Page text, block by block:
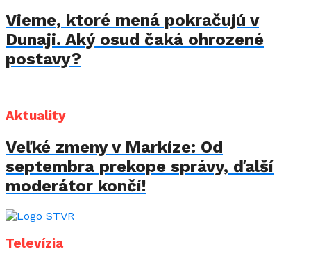
Vieme, ktoré mená pokračujú v
Dunaji. Aký osud čaká ohrozené
postavy?
Aktuality
Veľké zmeny v Markíze: Od
septembra prekope správy, ďalší
moderátor končí!
Televízia